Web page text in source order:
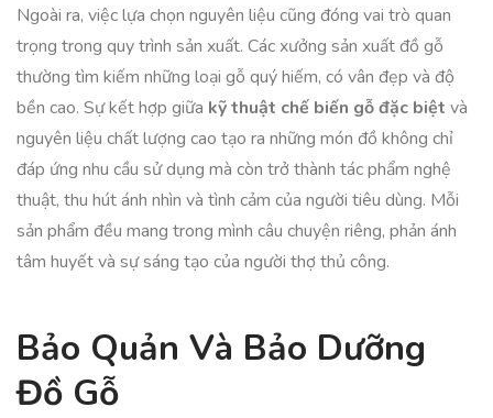
Ngoài ra, việc lựa chọn nguyên liệu cũng đóng vai trò quan
trọng trong quy trình sản xuất. Các xưởng sản xuất đồ gỗ
thường tìm kiếm những loại gỗ quý hiếm, có vân đẹp và độ
bền cao. Sự kết hợp giữa kỹ thuật chế biến gỗ đặc biệt và
nguyên liệu chất lượng cao tạo ra những món đồ không chỉ
đáp ứng nhu cầu sử dụng mà còn trở thành tác phẩm nghệ
thuật, thu hút ánh nhìn và tình cảm của người tiêu dùng. Mỗi
sản phẩm đều mang trong mình câu chuyện riêng, phản ánh
tâm huyết và sự sáng tạo của người thợ thủ công.
Bảo Quản Và Bảo Dưỡng
Đồ Gỗ